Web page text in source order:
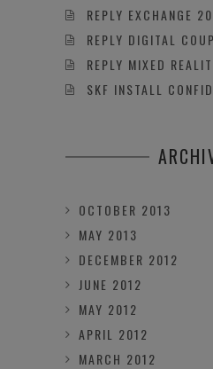
REPLY EXCHANGE
REPLY DIGITAL
REPLY MIXED
SKF INSTALL
OCTOBER 2013
MAY 2013
DECEMBER 2012
JUNE 2012
MAY 2012
APRIL 2012
MARCH 2012